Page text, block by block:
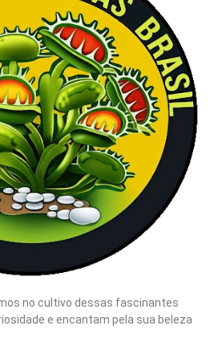
no cultivo dessas fascinantes
e encantam pela sua beleza